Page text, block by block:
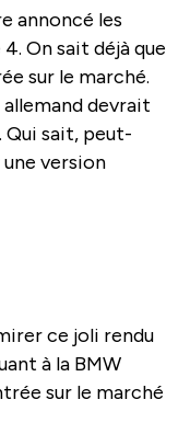
annoncé les
On sait déjà que
sur le marché.
devrait
sait, peut-
version
ce joli rendu
à la BMW
sur le marché